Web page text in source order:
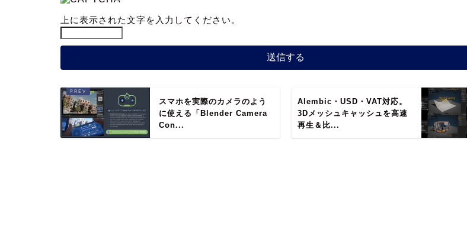
上に表示された文字を入力してください。
スマホを実際のカメラのよう
に使える「Blender Camera
Con...
Alembic・USD・VAT対応。
3Dメッシュキャッシュを高速
再生＆比...